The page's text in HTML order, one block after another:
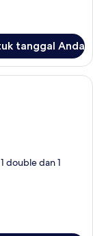
tanggal Anda
| Bantalan ekstra
double dan 1